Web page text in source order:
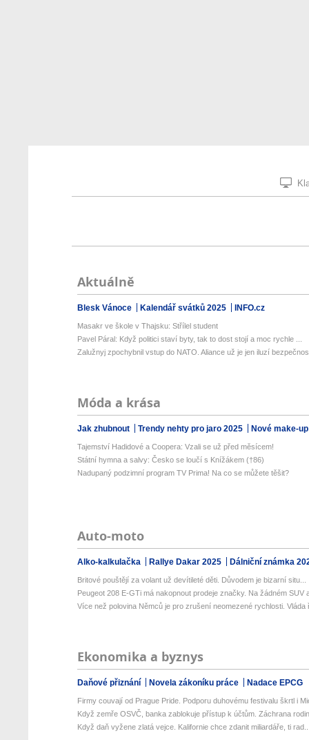
Aktuálně
Blesk Vánoce Kalendář svátků 2025 INFO.cz
Masakr ve škole v Thajsku: Střílel student
Pavel Páral: Když politici staví byty, tak to dost stojí a moc rychle ...
Zalužnyj zpochybnil vstup do NATO. Aliance už je jen iluzí
Móda a krása
Jak zhubnout Trendy nehty pro jaro 2025 Nové make-
Tajemství Hadidové a Coopera: Vzali se už před měsícem!
Státní hymna a salvy: Česko se loučí s Knížákem (†86)
Nadupaný podzimní program TV Prima! Na co se můžete těšit?
Auto-moto
Alko-kalkulačka Rallye Dakar 2025 Dálniční známka
Britové pouštějí za volant už devítileté děti. Důvodem je bizarní situ...
Peugeot 208 E-GTi má nakopnout prodeje značky. Na žádném SUV
Více než polovina Němců je pro zrušení neomezené rychlosti. Vláda
Ekonomika a byznys
Daňové přiznání Novela zákoníku práce Nadace EPCG
Firmy couvají od Prague Pride. Podporu duhovému festivalu škrtl i
Když zemře OSVČ, banka zablokuje přístup k účtům. Záchrana
Když daň vyžene zlatá vejce. Kalifornie chce zdanit miliardáře, ti